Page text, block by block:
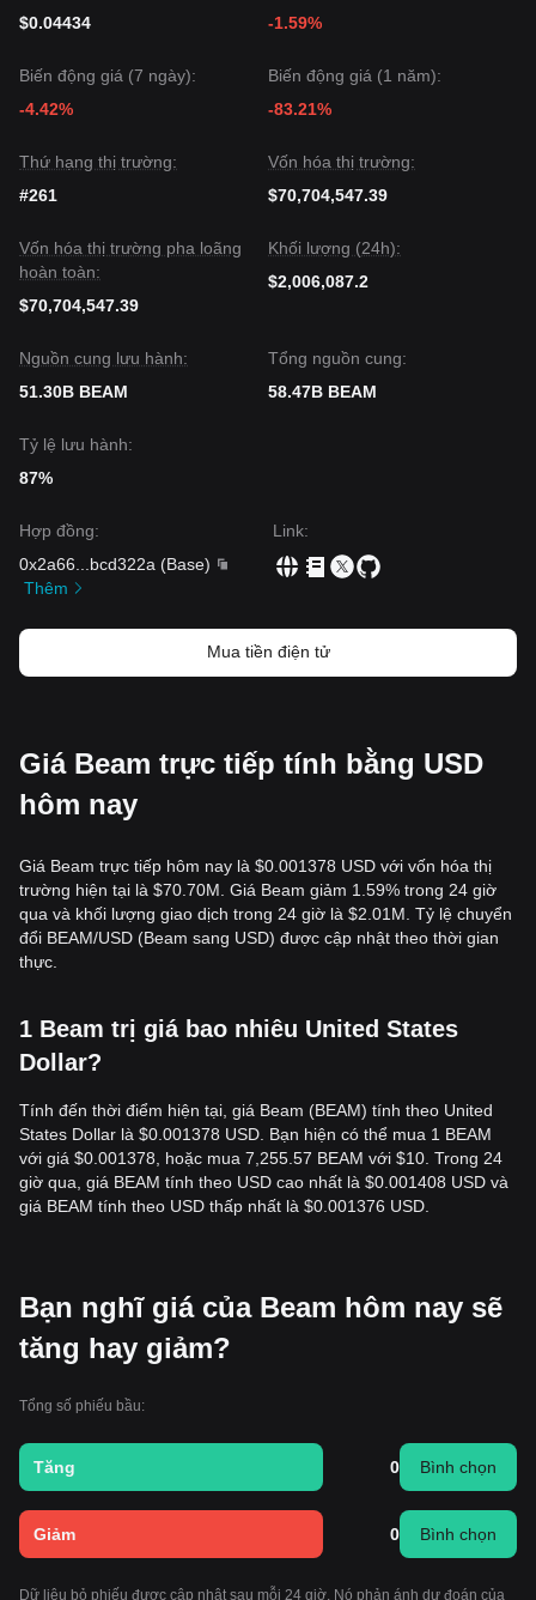
$0.04434
-1.59%
Biến động giá (7 ngày):
-4.42%
Biến động giá (1 năm):
-83.21%
Thứ hạng thị trường:
#261
Vốn hóa thị trường:
$70,704,547.39
Vốn hóa thị trường pha loãng
hoàn toàn:
$70,704,547.39
Khối lượng (24h):
$2,006,087.2
Nguồn cung lưu hành:
51.30B BEAM
Tổng nguồn cung:
58.47B BEAM
Tỷ lệ lưu hành:
87%
Hợp đồng:
0x2a66
bcd322a (Base)
Thêm
Link:
Mua tiền điện tử
Giá Beam trực tiếp tính bằng USD
hôm nay
Giá Beam trực tiếp hôm nay là $0.001378 USD với vốn hóa thị
trường hiện tại là $70.70M. Giá Beam giảm 1.59% trong 24 giờ
qua và khối lượng giao dịch trong 24 giờ là $2.01M. Tỷ lệ chuyển
đổi BEAM/USD (Beam sang USD) được cập nhật theo thời gian
thực.
1 Beam trị giá bao nhiêu United States
Dollar?
Tính đến thời điểm hiện tại, giá Beam (BEAM) tính theo United
States Dollar là $0.001378 USD. Bạn hiện có thể mua 1 BEAM
với giá $0.001378, hoặc mua 7,255.57 BEAM với $10. Trong 24
giờ qua, giá BEAM tính theo USD cao nhất là $0.001408 USD và
giá BEAM tính theo USD thấp nhất là $0.001376 USD.
Bạn nghĩ giá của Beam hôm nay sẽ
tăng hay giảm?
Tổng số phiếu bầu:
Tăng 0 Bình chọn
Giảm 0 Bình chọn
Dữ liệu bỏ phiếu được cập nhật sau mỗi 24 giờ. Nó phản ánh dự đoán của